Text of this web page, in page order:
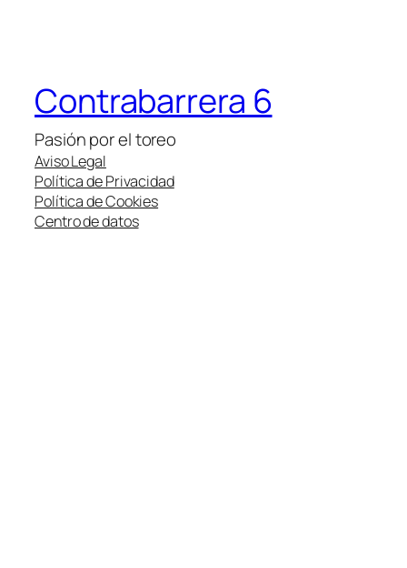
Contrabarrera 6
Pasión por el toreo
Aviso Legal
Política de Privacidad
Política de Cookies
Centro de datos